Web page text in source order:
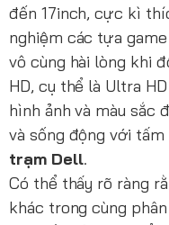
đến 17inch, cực kì
nghiệm các tựa
vô cùng hài lòng khi
HD, cụ thể là Ultra
hình ảnh và màu sắc
và sống động với
trạm Dell.
Có thể thấy rõ ràng
khác trong cùng